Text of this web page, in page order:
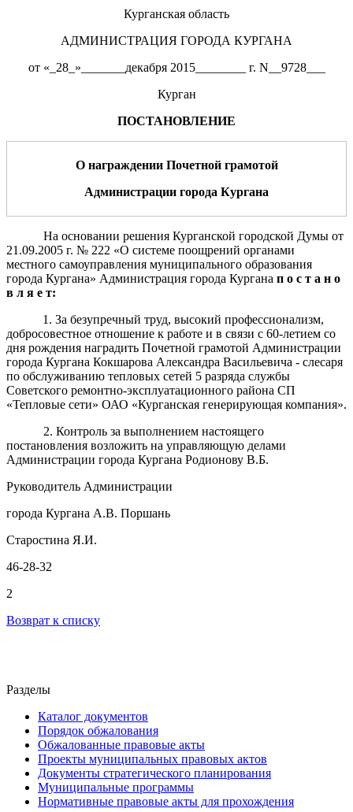
Курганская область
АДМИНИСТРАЦИЯ ГОРОДА КУРГАНА
от «_28_»_______декабря 2015________ г. N__9728___
Курган
ПОСТАНОВЛЕНИЕ
О награждении Почетной грамотой
Администрации города Кургана
На основании решения Курганской городской Думы от
21.09.2005 г. № 222 «О системе поощрений органами
местного самоуправления муниципального образования
города Кургана» Администрация города Кургана п о с т а н о
в л я е т:
1. За безупречный труд, высокий профессионализм,
добросовестное отношение к работе и в связи с 60-летием со
дня рождения наградить Почетной грамотой Администрации
города Кургана Кокшарова Александра Васильевича - слесаря
по обслуживанию тепловых сетей 5 разряда службы
Советского ремонтно-эксплуатационного района СП
«Тепловые сети» ОАО «Курганская генерирующая компания».
2. Контроль за выполнением настоящего
постановления возложить на управляющую делами
Администрации города Кургана Родионову В.Б.
Руководитель Администрации
города Кургана А.В. Поршань
Старостина Я.И.
46-28-32
2
Возврат к списку
Разделы
Каталог документов
Порядок обжалования
Обжалованные правовые акты
Проекты муниципальных правовых актов
Документы стратегического планирования
Муниципальные программы
Нормативные правовые акты для прохождения